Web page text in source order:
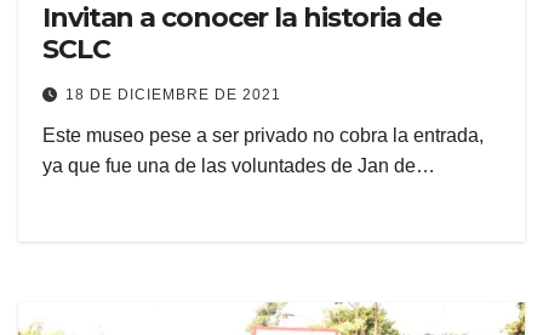
Invitan a conocer la historia de
SCLC
18 DE DICIEMBRE DE 2021
Este museo pese a ser privado no cobra la entrada,
ya que fue una de las voluntades de Jan de…